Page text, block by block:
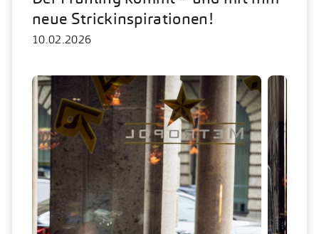
neue Strickinspirationen!
10.02.2026